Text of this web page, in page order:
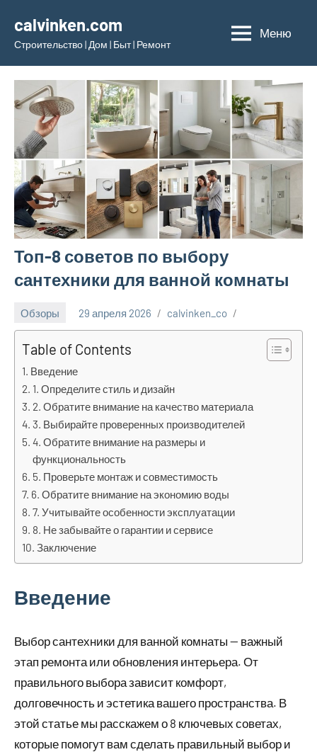
содержимому
calvinken.com
Строительство | Дом | Быт | Ремонт
Меню
Топ-8 советов по выбору
сантехники для ванной комнаты
Обзоры 29 апреля 2026 calvinken_co
Table of Contents
Введение
1. Определите стиль и дизайн
2. Обратите внимание на качество материала
3. Выбирайте проверенных производителей
4. Обратите внимание на размеры и
функциональность
5. Проверьте монтаж и совместимость
6. Обратите внимание на экономию воды
7. Учитывайте особенности эксплуатации
8. Не забывайте о гарантии и сервисе
Заключение
Введение
Выбор сантехники для ванной комнаты — важный
этап ремонта или обновления интерьера. От
правильного выбора зависит комфорт,
долговечность и эстетика вашего пространства. В
этой статье мы расскажем о 8 ключевых советах,
которые помогут вам сделать правильный выбор и